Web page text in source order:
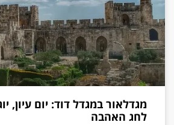
מגדלאור במגדל דוד: יום עיון,
לחג האהבה